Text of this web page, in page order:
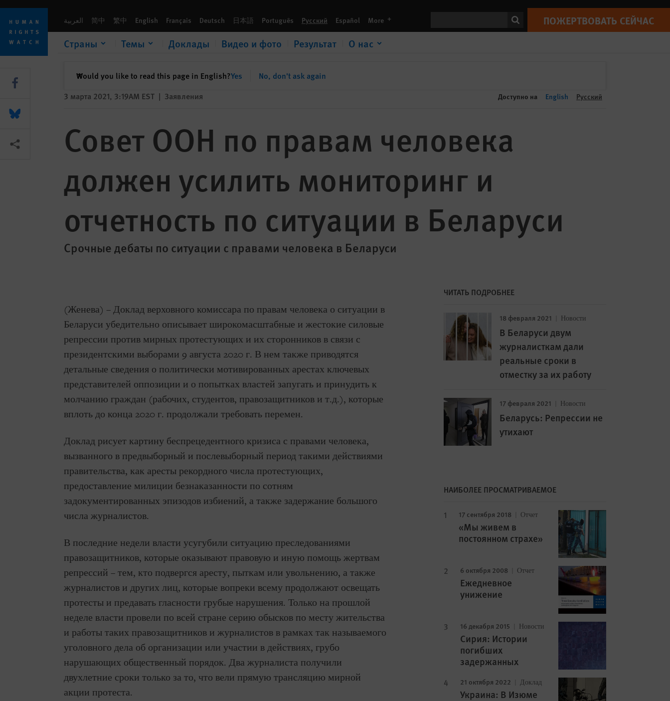
Skip
cookie
privacy
notice
Skip
main
content
العربية 简中 繁中 English Français Deutsch 日本語 Português Русский Español More languages ПОЖЕРТВОВАТЬ СЕЙЧАС
Страны Темы Доклады Видео и фото Результат О нас
Would you like to read this page in English?Yes No, don't ask again
✕закрыть
ПОЖЕРТВОВАТЬ СЕЙЧАС
3 марта 2021, 3:19AM EST | Заявления Доступно на English Русский
Совет ООН по правам человека
должен усилить мониторинг и
отчетность по ситуации в Беларуси
Срочные дебаты по ситуации с правами человека в Беларуси
(Женева) – Доклад верховного комиссара по правам человека о ситуации в
Беларуси убедительно описывает широкомасштабные и жестокие силовые
репрессии против мирных протестующих и их сторонников в связи с
президентскими выборами 9 августа 2020 г. В нем также приводятся
детальные сведения о политически мотивированных арестах ключевых
представителей оппозиции и о попытках властей запугать и принудить к
молчанию граждан (рабочих, студентов, правозащитников и т.д.), которые
вплоть до конца 2020 г. продолжали требовать перемен.
Доклад рисует картину беспрецедентного кризиса с правами человека,
вызванного в предвыборный и послевыборный период такими действиями
правительства, как аресты рекордного числа протестующих,
предоставление милиции безнаказанности по сотням
задокументированных эпизодов избиений, а также задержание большого
числа журналистов.
В последние недели власти усугубили ситуацию преследованиями
правозащитников, которые оказывают правовую и иную помощь жертвам
репрессий – тем, кто подвергся аресту, пыткам или увольнению, а также
журналистов и других лиц, которые вопреки всему продолжают освещать
протесты и предавать гласности грубые нарушения. Только на прошлой
неделе власти провели по всей стране серию обысков по месту жительства
и работы таких правозащитников и журналистов в рамках так называемого
уголовного дела об организации или участии в действиях, грубо
нарушающих общественный порядок. Два журналиста получили
двухлетние сроки только за то, что вели прямую трансляцию мирной
акции протеста.
ЧИТАТЬ ПОДРОБНЕЕ
18 февраля 2021 Новости
В Беларуси двум
журналисткам дали
реальные сроки в
отместку за их работу
17 февраля 2021 Новости
Беларусь: Репрессии не
утихают
НАИБОЛЕЕ ПРОСМАТРИВАЕМОЕ
17 сентября 2018 Отчет
«Мы живем в
постоянном страхе»
6 октября 2008 Отчет
Ежедневное
унижение
16 декабря 2015 Новости
Сирия: Истории
погибших
задержанных
21 октября 2022 Доклад
Украина: В Изюме
Share this via Facebook
Share this via Bluesky
Share this via Поделиться